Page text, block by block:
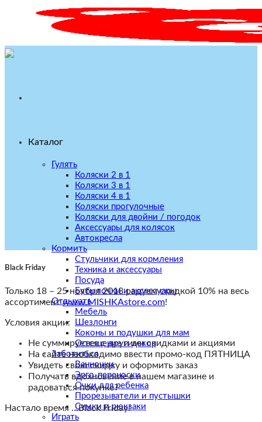
Каталог
Гулять
Коляски 2 в 1
Коляски 3 в 1
Коляски 4 в 1
Коляски прогулочные
Коляски для двойни / погодок
Аксессуары для колясок
Автокресла
Кормить
Стульчики для кормления
Техника и аксессуары
Посуда
Бутылочки и аксессуары
Отдыхать
Мебель
Шезлонги
Коконы и подушки для мам
Освещение и декор
Заботиться
Ванночки
Эрго-переноски
Очки для ребенка
Прорезыватели и пустышки
Сумки и рюкзаки
Играть
Black Friday
Только 18 – 25 ноября 2018 радуем скидкой 10% на весь
ассортиментwww.MISHKAstore.com!
Условия акции:
Не суммируется с другими скидками и акциями
На сайте необходимо ввести промo-код ПЯТНИЦА
Увидеть свою скидку и оформить заказ
Получать вдохновение в нашем магазине и
радоваться покупке?
Настало время …Black Friday!